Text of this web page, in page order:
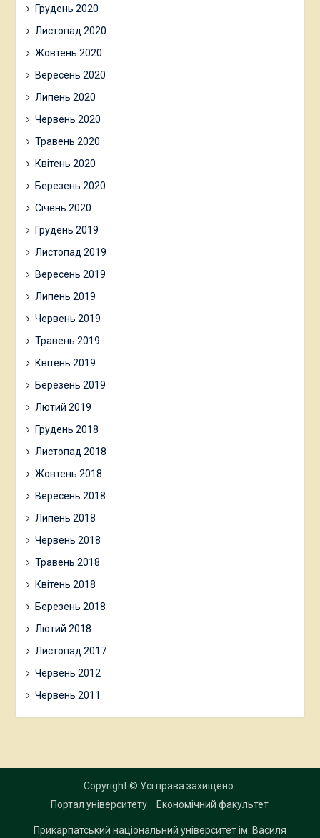
Грудень 2020
Листопад 2020
Жовтень 2020
Вересень 2020
Липень 2020
Червень 2020
Травень 2020
Квітень 2020
Березень 2020
Січень 2020
Грудень 2019
Листопад 2019
Вересень 2019
Липень 2019
Червень 2019
Травень 2019
Квітень 2019
Березень 2019
Лютий 2019
Грудень 2018
Листопад 2018
Жовтень 2018
Вересень 2018
Липень 2018
Червень 2018
Травень 2018
Квітень 2018
Березень 2018
Лютий 2018
Листопад 2017
Червень 2012
Червень 2011
Copyright © Усі права захищено.
Портал університету
Економічний факультет
Прикарпатський національний університет ім. Василя